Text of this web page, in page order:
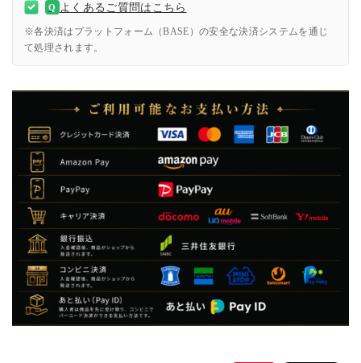
Q よくあるご質問はこちら
※各決済はプラットフォーム（BASE）の安全な決済システムを通じ
て処理されます。